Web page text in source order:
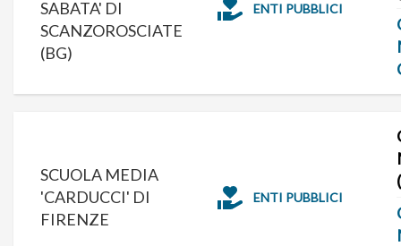
SABATA' DI
SCANZOROSCIATE
(BG)
ENTI PUBBLICI
SCUOLA MEDIA
'CARDUCCI' DI
FIRENZE
ENTI PUBBLICI